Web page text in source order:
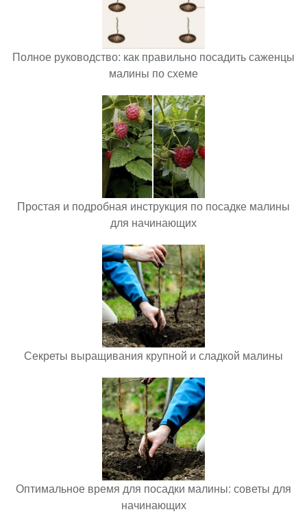
Полное руководство: как правильно посадить саженцы
малины по схеме
Простая и подробная инструкция по посадке малины
для начинающих
Секреты выращивания крупной и сладкой малины
Оптимальное время для посадки малины: советы для
начинающих